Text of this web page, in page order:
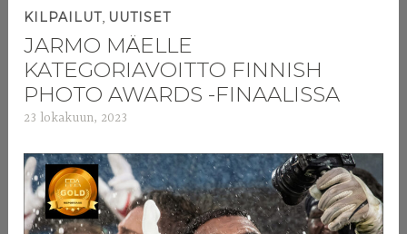
KILPAILUT UUTISET
JARMO MÄELLE
KATEGORIAVOITTO FINNISH
PHOTO AWARDS -FINAALISSA
23 lokakuun, 2023
m
i
n